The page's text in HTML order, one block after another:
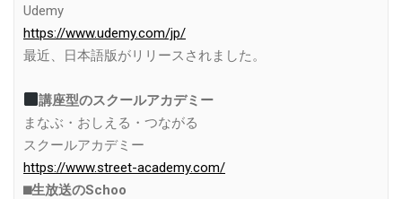
Udemy
https://www.udemy.com/jp/
最近、日本語版がリリースされました。
講座型のスクールアカデミー
まなぶ・おしえる・つながる
スクールアカデミー
https://www.street-academy.com/
⬛︎生放送のSchoo